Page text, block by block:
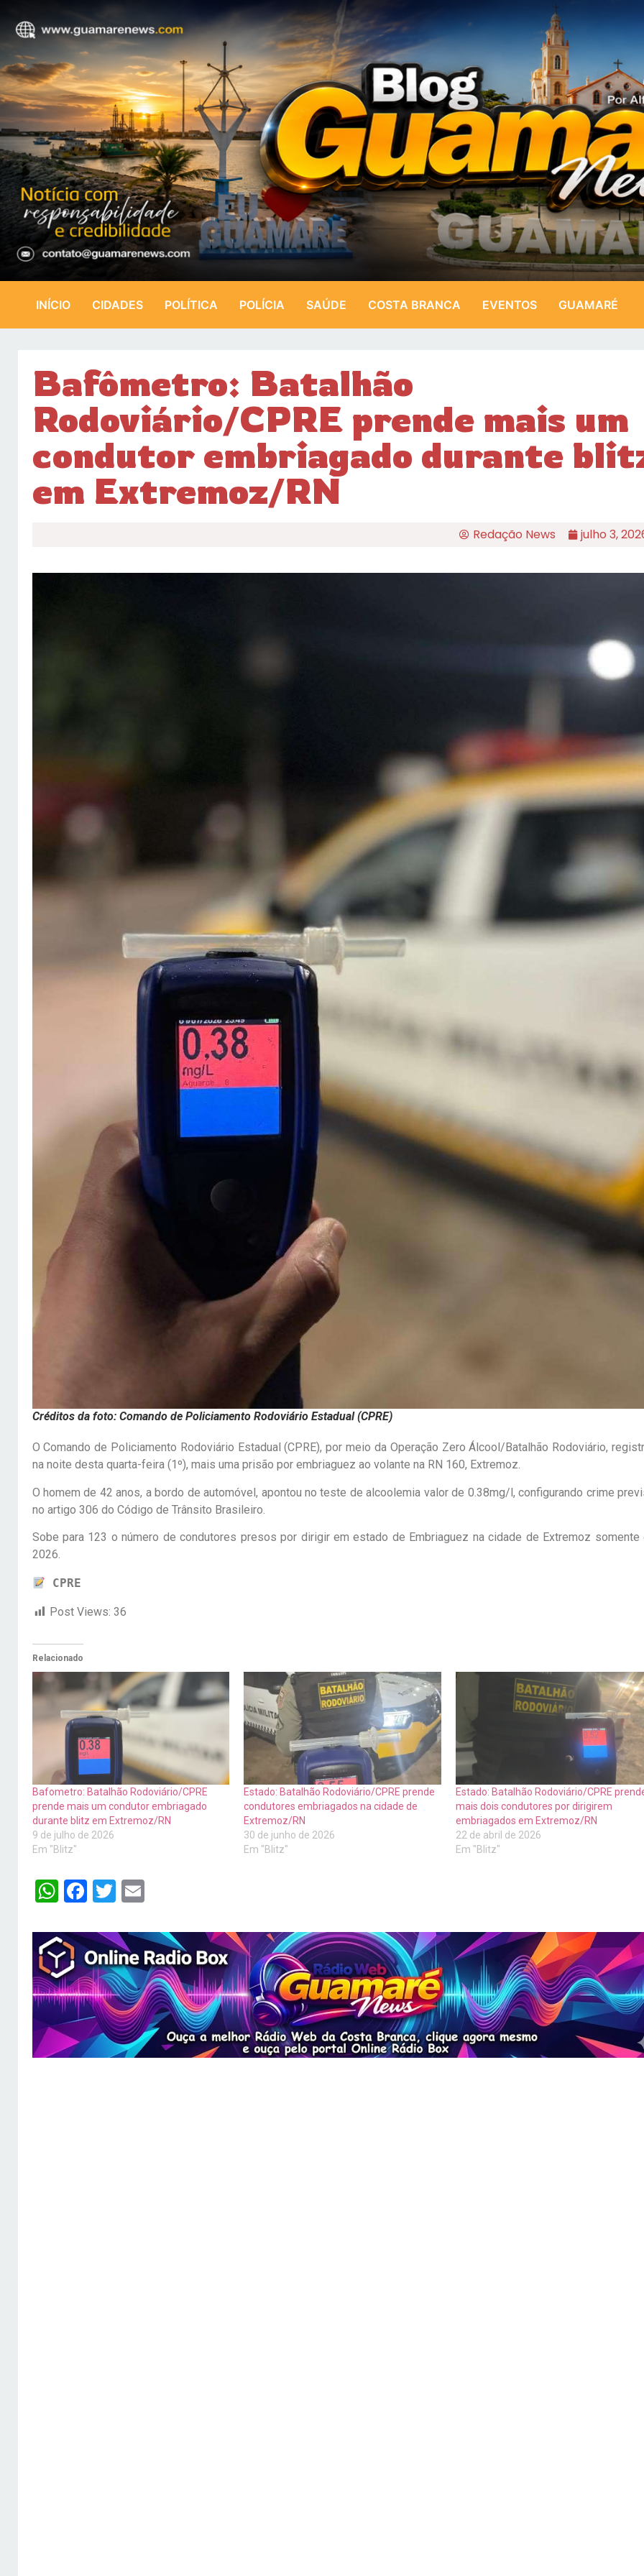
INÍCIO CIDADES POLÍTICA POLÍCIA SAÚDE COSTA BRANCA EVENTOS GUAMARÉ
Bafômetro: Batalhão
Rodoviário/CPRE prende mais um
condutor embriagado durante
em Extremoz/RN
Redação News julho 3,
Créditos da foto: Comando de Policiamento Rodoviário Estadual (CPRE)
O Comando de Policiamento Rodoviário Estadual (CPRE), por meio da Operação Zero Álcool/Batalhão Rodoviário,
na noite desta quarta-feira (1º), mais uma prisão por embriaguez ao volante na RN 160, Extremoz.
O homem de 42 anos, a bordo de automóvel, apontou no teste de alcoolemia valor de 0.38mg/l, configurando crime
no artigo 306 do Código de Trânsito Brasileiro.
Sobe para 123 o número de condutores presos por dirigir em estado de Embriaguez na cidade de Extremoz somente
2026.
CPRE
Post Views: 36
Relacionado
Bafometro: Batalhão Rodoviário/CPRE
prende mais um condutor embriagado
durante blitz em Extremoz/RN
9 de julho de 2026
Em "Blitz"
Estado: Batalhão Rodoviário/CPRE prende
condutores embriagados na cidade de
Extremoz/RN
30 de junho de 2026
Em "Blitz"
Estado: Batalhão Rodoviário/CPRE
mais dois condutores por dirigirem
embriagados em Extremoz/RN
22 de abril de 2026
Em "Blitz"
WhatsApp
Facebook
Twitter
Email